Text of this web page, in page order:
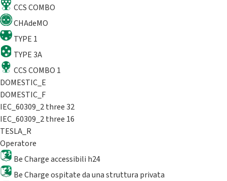
CCS COMBO
CHAdeMO
TYPE 1
TYPE 3A
CCS COMBO 1
DOMESTIC_E
DOMESTIC_F
IEC_60309_2 three 32
IEC_60309_2 three 16
TESLA_R
Operatore
Be Charge accessibili h24
Be Charge ospitate da una struttura privata